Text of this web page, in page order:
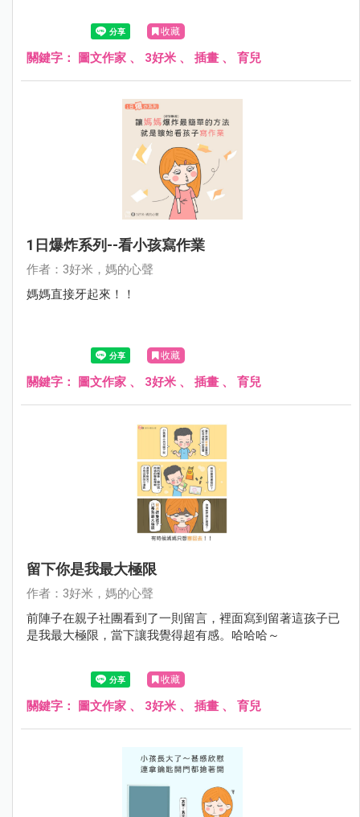
收藏
關鍵字： 圖文作家 、 3好米 、 插畫 、 育兒
1日爆炸系列--看小孩寫作業
作者：3好米，媽的心聲
媽媽直接牙起來！！
收藏
關鍵字： 圖文作家 、 3好米 、 插畫 、 育兒
留下你是我最大極限
作者：3好米，媽的心聲
前陣子在親子社團看到了一則留言，裡面寫到留著這孩子已
是我最大極限，當下讓我覺得超有感。哈哈哈～
收藏
關鍵字： 圖文作家 、 3好米 、 插畫 、 育兒